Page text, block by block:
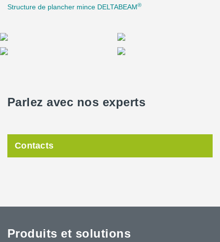
Structure de plancher mince DELTABEAM®
Parlez avec nos experts
Contacts
Produits et solutions